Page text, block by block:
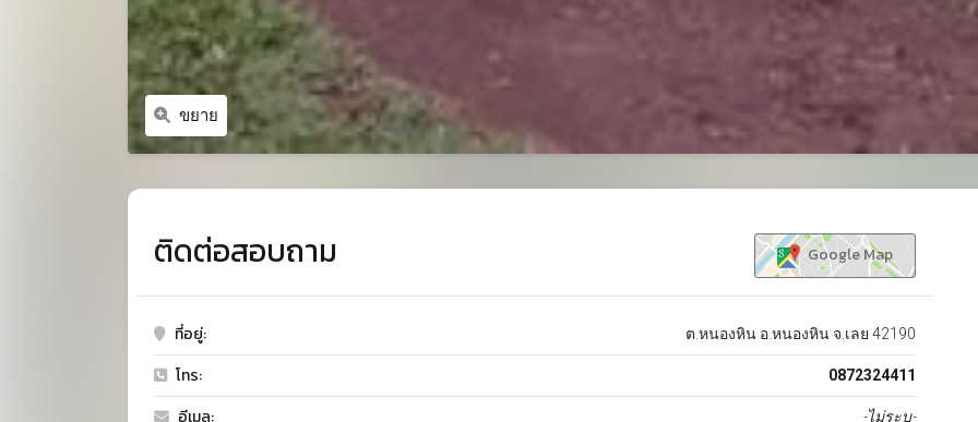
ขยาย
ติดต่อสอบถาม Google Map
ที่อยู่: ต.หนองหิน อ.หนองหิน จ.เลย 42190
โทร: 0872324411
อีเมล: -ไม่ระบุ-